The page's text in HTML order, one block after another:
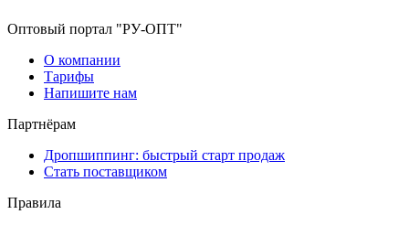
Оптовый портал "РУ-ОПТ"
О компании
Тарифы
Напишите нам
Партнёрам
Дропшиппинг: быстрый старт продаж
Стать поставщиком
Правила